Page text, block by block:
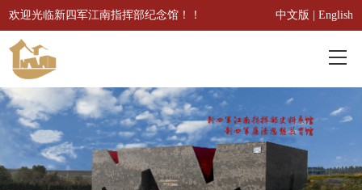
中文版 English
欢迎光临新四军江南指挥部纪念馆！！
首页
概况